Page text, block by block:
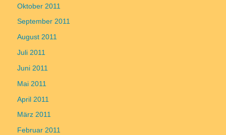
Oktober 2011
September 2011
August 2011
Juli 2011
Juni 2011
Mai 2011
April 2011
März 2011
Februar 2011